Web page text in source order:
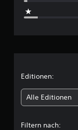
Editionen:
Alle Editionen
Filtern nach: